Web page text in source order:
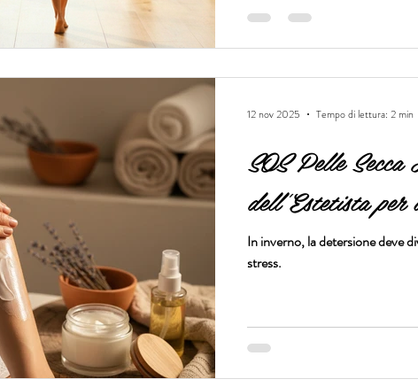
SOS Pelle
dell'Estetista per
In inverno, la detersione deve
stress.
12 nov 2025 Tempo di lettura: 2 min